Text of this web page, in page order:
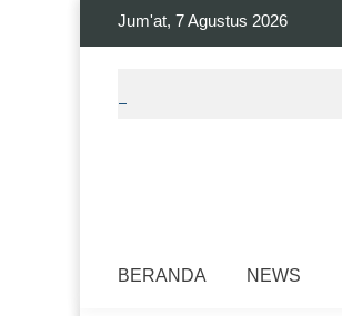
Jum'at, 7 Agustus 2026
BERANDA NEWS